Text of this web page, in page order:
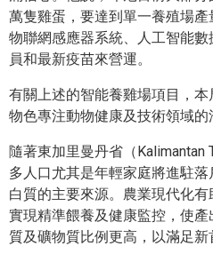
萬隻雞蛋，要達到單一養殖場
物聯網感應器系統、人工智能
員和最新疫苗來營運。
有關上述的智能養雞場項目，
物色專注動物健康及技術領域的
隨著東加里曼丹省（Kalimantan
多人口尤其是年輕家庭將進駐
白質的主要來源。農業現代化
實現精準餵養及健康監控，使
質及礦物質比例更高，以滿足新